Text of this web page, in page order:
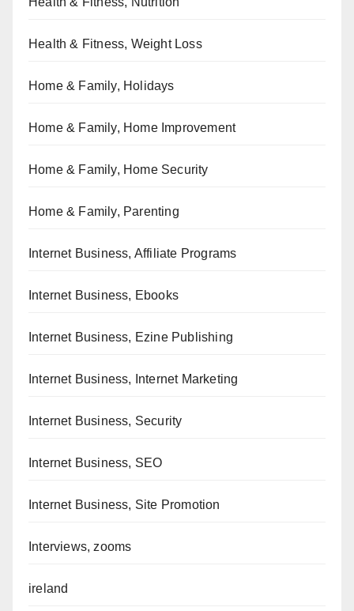
Health & Fitness, Weight Loss
Home & Family, Holidays
Home & Family, Home Improvement
Home & Family, Home Security
Home & Family, Parenting
Internet Business, Affiliate Programs
Internet Business, Ebooks
Internet Business, Ezine Publishing
Internet Business, Internet Marketing
Internet Business, Security
Internet Business, SEO
Internet Business, Site Promotion
Interviews, zooms
ireland